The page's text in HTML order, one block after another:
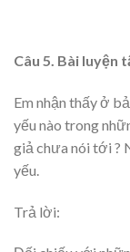
Câu 5. Bài luyện
Em nhận thấy ở
yếu nào trong
giả chưa nói tới ?
yếu.
Trả lời: